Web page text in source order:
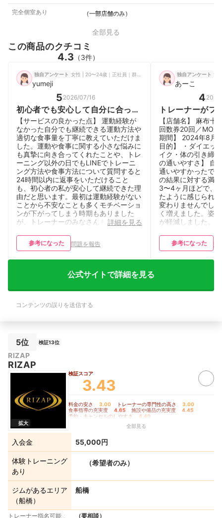
完全個室あり （一部店舗のみ）
全部見る
この商品のクチコミ
4.3 （3件）
独自アンケート
yumeji
5 2026/07/16
初心者でも安心して自分に合った
トレーニングと食事管理を受ける
ことができる。
【サービスの良かった点】 運動経験が
なかった自分でも継続できる運動方法や
適切な食事量を丁寧に教えていただけま
した。運動や食事に関する小さな悩みに
も真摯に向き合ってくれたことや、トレ
ーニング以外の日でもLINEでトレーニ
ング方法や食事方法について質問すると
24時間以内に返事をいただけること
も、初心者の私が安心して継続できた理
由だと思います。最初は運動経験がない
ことから不安なことも多くモチベーショ
ンが下がってしまう時期もありました
が、トレーナーのみなさんもフレンドリ
たため、週２回のトレーニングを4か月
間継続することができました。通う頻度
います。 【サービスの気になる点・改
善してほしい点】 設備やトレーナーに
対する満足度はとても高いですが、食事
料金が高いところが難点でした。予約日
などで予約日時の管理ができれば良いと
思いました。自社のプロテイン、EAA、
サプリメントなども質がとても良く、食
事管理付きのトレーニングプランではそ
の値段も込みでしたが、普通に購入する
と相場の2倍ほど高いので、もう少し安
くなったら良いなと思いました。
詳細を見る
参考になった 問題を報告
独自アンケート 女
あーこ
4
トレーナーがフ
者でも楽しく通
ム
【店舗名】 麻布十
回数券20回／
期間】 2024年8月
目的】 ・ダイエッ
イク・体の引き締
の通いやすさ】 自
通いやすかったで
の結果に対する満
3〜4ヶ月ほどで、
たように感じられ
変わりませんでし
く増えました。姿
が軽減しました。
が、来店時にいろ
報をいただけて助
しかったです。 【
券コースがあった
できるので便利で
セル無料なので、
参考になった
公式サイトで詳細を見る
コンテンツの誤りを送信する
5位 検証13位
RIZAP
RIZAP
拡大
検証スコア
3.43
料金の安さ 3.00 トレーナーの専門性の高さ 3.00
食事指導の充実度 4.65 施設や備品の充実度 4.45
予約・キャンセルのしやすさ
4.40
全部見る
入会金 55,000円
体験トレーニング
あり
（希望者のみ）
ジムがあるエリア
（船橋）
船橋
トレーナー指名可能 （要相談）